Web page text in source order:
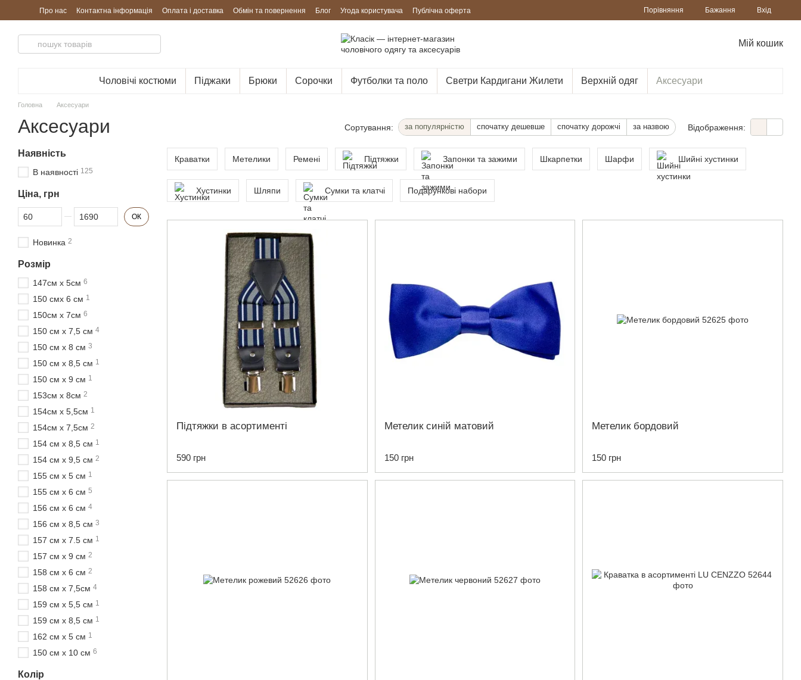
Перейти до основного контенту
Про нас Контактна інформація Оплата і доставка Обмін та повернення Блог Угода користувача Публічна оферта Порівняння Бажання Вхід
Мій кошик
Чоловічі костюми Піджаки Брюки Сорочки Футболки та поло Светри Кардигани Жилети Верхній одяг Аксесуари
Головна Аксесуари
Аксесуари Сортування: за популярністю спочатку дешевше спочатку дорожчі за назвою Відображення:
Краватки Метелики Ремені Підтяжки Запонки та зажими Шкарпетки Шарфи Шийні хустинки
Хустинки Шляпи Сумки та клатчі Подарункові набори
Підтяжки в асортименті
590 грн
Метелик синій матовий
150 грн
Метелик бордовий
150 грн
Наявність
В наявності 125
Ціна, грн
Від Ціна, грн
До Ціна, грн ОК
Новинка 2
Розмір
147см х 5см 6
150 смх 6 см 1
150см х 7см 6
150 см х 7,5 см 4
150 см х 8 см 3
150 см х 8,5 см 1
150 см х 9 см 1
153см х 8см 2
154см х 5,5см 1
154см х 7,5см 2
154 см х 8,5 см 1
154 см х 9,5 см 2
155 см х 5 см 1
155 см х 6 см 5
156 см х 6 см 4
156 см х 8,5 см 3
157 см х 7.5 см 1
157 см х 9 см 2
158 см х 6 см 2
158 см х 7,5см 4
159 см х 5,5 см 1
159 см х 8,5 см 1
162 см х 5 см 1
150 см х 10 см 6
Колір